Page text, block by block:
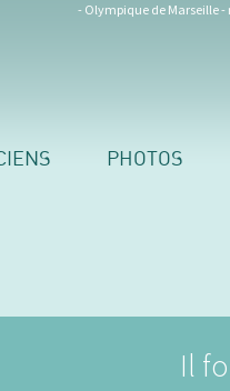
- Olympique de Marseille -
PHOTOS
Il